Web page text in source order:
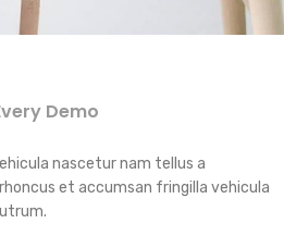
Demo
nascetur nam tellus a
et accumsan fringilla vehicula